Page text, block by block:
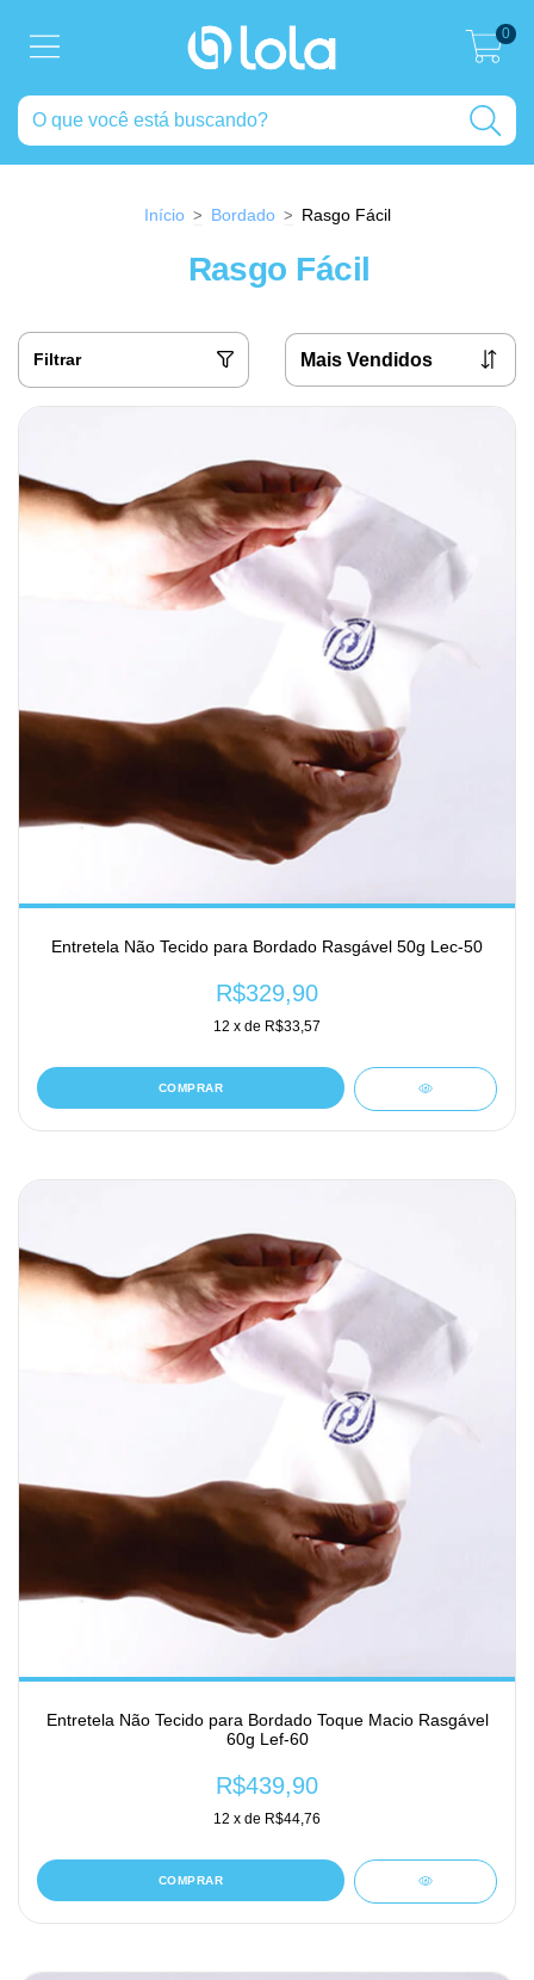
0
Início > Bordado > Rasgo Fácil
Rasgo Fácil
Filtrar
Entretela Não Tecido para Bordado Rasgável 50g Lec-50
R$329,90
12 x de R$33,57
COMPRAR
Entretela Não Tecido para Bordado Toque Macio Rasgável
60g Lef-60
R$439,90
12 x de R$44,76
COMPRAR